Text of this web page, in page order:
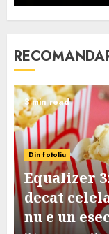
3 min read
Din fotoliu
Equalizer
decat
nu e un esec